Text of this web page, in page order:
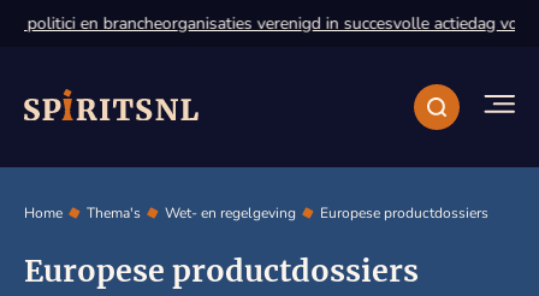
politici en brancheorganisaties verenigd in succesvolle actiedag voor
Home Thema's Wet- en regelgeving Europese productdossiers
Europese productdossiers